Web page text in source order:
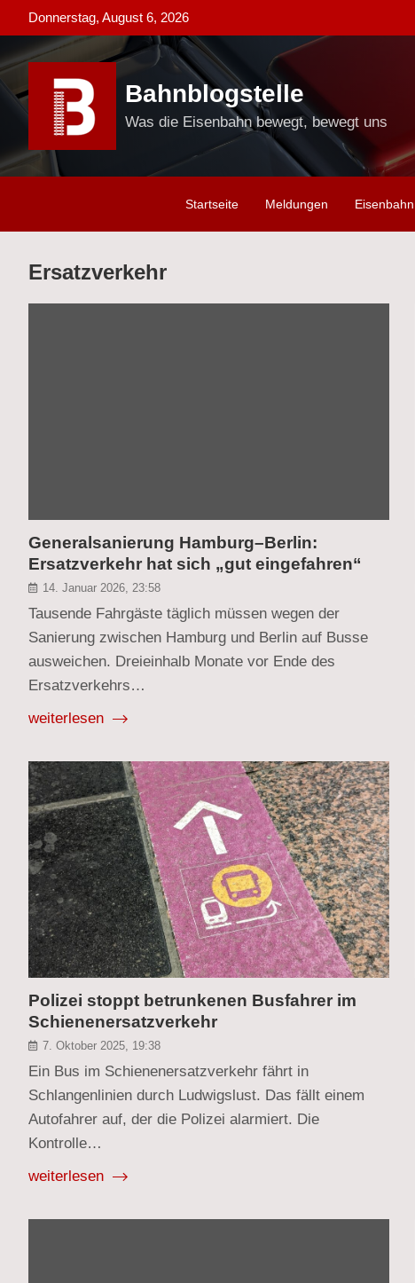
to
content
Donnerstag, August 6, 2026
Bahnblogstelle
Was die Eisenbahn bewegt, bewegt uns
Startseite Meldungen Eisenbahn
Ersatzverkehr
Generalsanierung Hamburg–Berlin:
Ersatzverkehr hat sich „gut eingefahren“
14. Januar 2026, 23:58
Tausende Fahrgäste täglich müssen wegen der
Sanierung zwischen Hamburg und Berlin auf Busse
ausweichen. Dreieinhalb Monate vor Ende des
Ersatzverkehrs…
weiterlesen
Polizei stoppt betrunkenen Busfahrer im
Schienenersatzverkehr
7. Oktober 2025, 19:38
Ein Bus im Schienenersatzverkehr fährt in
Schlangenlinien durch Ludwigslust. Das fällt einem
Autofahrer auf, der die Polizei alarmiert. Die
Kontrolle…
weiterlesen